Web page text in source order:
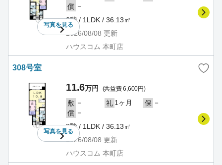
写真を見る
償 －
3階 / 1LDK / 36.13㎡
2026/08/08 更新
ハウスコム 本町店
308号室
写真を見る
11.6万円 (共益費 6,600円)
敷 － 礼 1ヶ月 保 －
償 －
3階 / 1LDK / 36.13㎡
2026/08/08 更新
ハウスコム 本町店